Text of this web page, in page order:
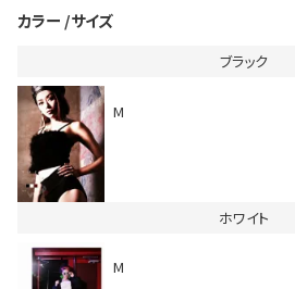
インスタ写真投稿キャンペーン！
会員登録でいつでもお得に
カラー サイズ
ブラック
M
ホワイト
M